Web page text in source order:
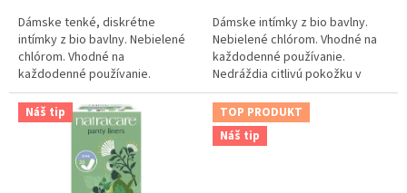
Dámske tenké, diskrétne
intímky z bio bavlny. Nebielené
chlórom. Vhodné na
každodenné používanie.
Nedráždia citlivú pokožku v
intímnej oblasti. Prírodný
materiál umožňuje...
Dámske intímky z bio bavlny.
Nebielené chlórom. Vhodné na
každodenné používanie.
Nedráždia citlivú pokožku v
intímnej oblasti. Prírodný
materiál umožňuje pokožke
dýchať. 30ks.
Náš tip
TOP PRODUKT
Náš tip